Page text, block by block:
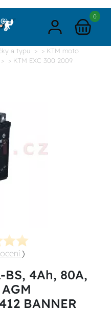
0
a typu
> KTM moto
> KTM EXC 300 2009
)
BS, 4Ah, 80A,
BANNER